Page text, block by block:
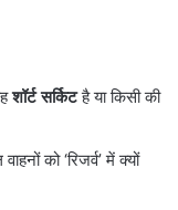
शॉर्ट सर्किटहै या किसी की
को ‘रिजर्व’ में क्यों